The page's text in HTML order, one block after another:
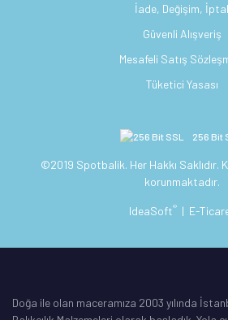
İade, Değişim, İptal
Güvenli Alışveriş
Mesafeli Satış
Tüketici Yasası
256 Bit
©2019 Spotbalik. Her Hakkı Saklıdır.
korunmaktadır.
IdeaSoft® | E-
Doğa ile olan maceramıza 2003 yılında